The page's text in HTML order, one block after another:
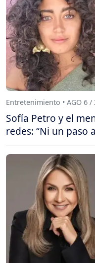
Entretenimiento • AGO 6 /
Sofía Petro y el
redes: “Ni un paso